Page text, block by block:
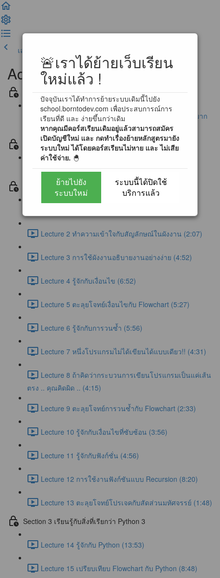
🚨เราได้ย้ายเว็บเรียน
ใหม่แล้ว !
ปัจจุบันเราได้ทำการย้ายระบบเดิมนี้ไปยัง
school.borntodev.com เพื่อประสบการณ์การ
เรียนที่ดี และ ง่ายขึ้นกว่าเดิม
หากคุณมีคอร์สเรียนเดิมอยู่แล้วสามารถสมัคร
เปิดบัญชีใหม่ และ กดทำเรื่องย้ายหลักสูตรมายัง
ระบบใหม่ ได้โดยคอร์สเรียนไม่หาย และ ไม่เสีย
ค่าใช้จ่าย. 🐣
ย้ายไปยัง
ระบบใหม่
ระบบนี้ได้ปิดใช้
บริการแล้ว
เลคเชอร์ก่อนหน้า
Advance Problem Solving
Section -1 ประกาศ / คำถามที่พบบ่อย / คู่มือการใช้ระบบ
ประกาศ การใช้งานระบบแบบฝึกหัดออนไลน์ (สำคัญมาก
Section 0 แนะนำบทเรียน / ปรับพื้นฐาน
Lecture 0 ทำความเข้าใจกับ Algorithm (1:30)
Section 2 เรียนรู้กับสิ่งที่เรียกว่า Flowchart
Lecture 2 ทำความเข้าใจกับสัญลักษณ์ในผังงาน (2:07)
Lecture 3 การใช้ผังงานอธิบายงานอย่างง่าย (4:52)
Lecture 4 รู้จักกับเงื่อนไข (6:52)
Lecture 5 ตะลุยโจทย์เงื่อนไขกับ Flowchart (5:27)
Lecture 6 รู้จักกับการวนซ้ำ (5:56)
Lecture 7 หนึ่งโปรแกรมไม่ได้เขียนได้แบบเดียว!! (4:31)
Lecture 8 ถ้าคิดว่ากระบวนการเขียนโปรแกรมเป็นแค่เส้น
ตรง .. คุณคิดผิด .. (4:15)
Lecture 9 ตะลุยโจทย์การวนซ้ำกับ Flowchart (2:33)
Lecture 10 รู้จักกับเงื่อนไขที่ซับซ้อน (3:56)
Lecture 11 รู้จักกับฟังก์ชั่น (4:56)
Lecture 12 การใช้งานฟังก์ชันแบบ Recursion (8:20)
Lecture 13 ตะลุยโจทย์โปรเจคกับสัดส่วนมหัศจรรย์ (1:48)
Section 3 เรียนรู้กับสิ่งที่เรียกว่า Python 3
Lecture 14 รู้จักกับ Python (13:53)
Lecture 15 เปรียบเทียบ Flowchart กับ Python (8:48)